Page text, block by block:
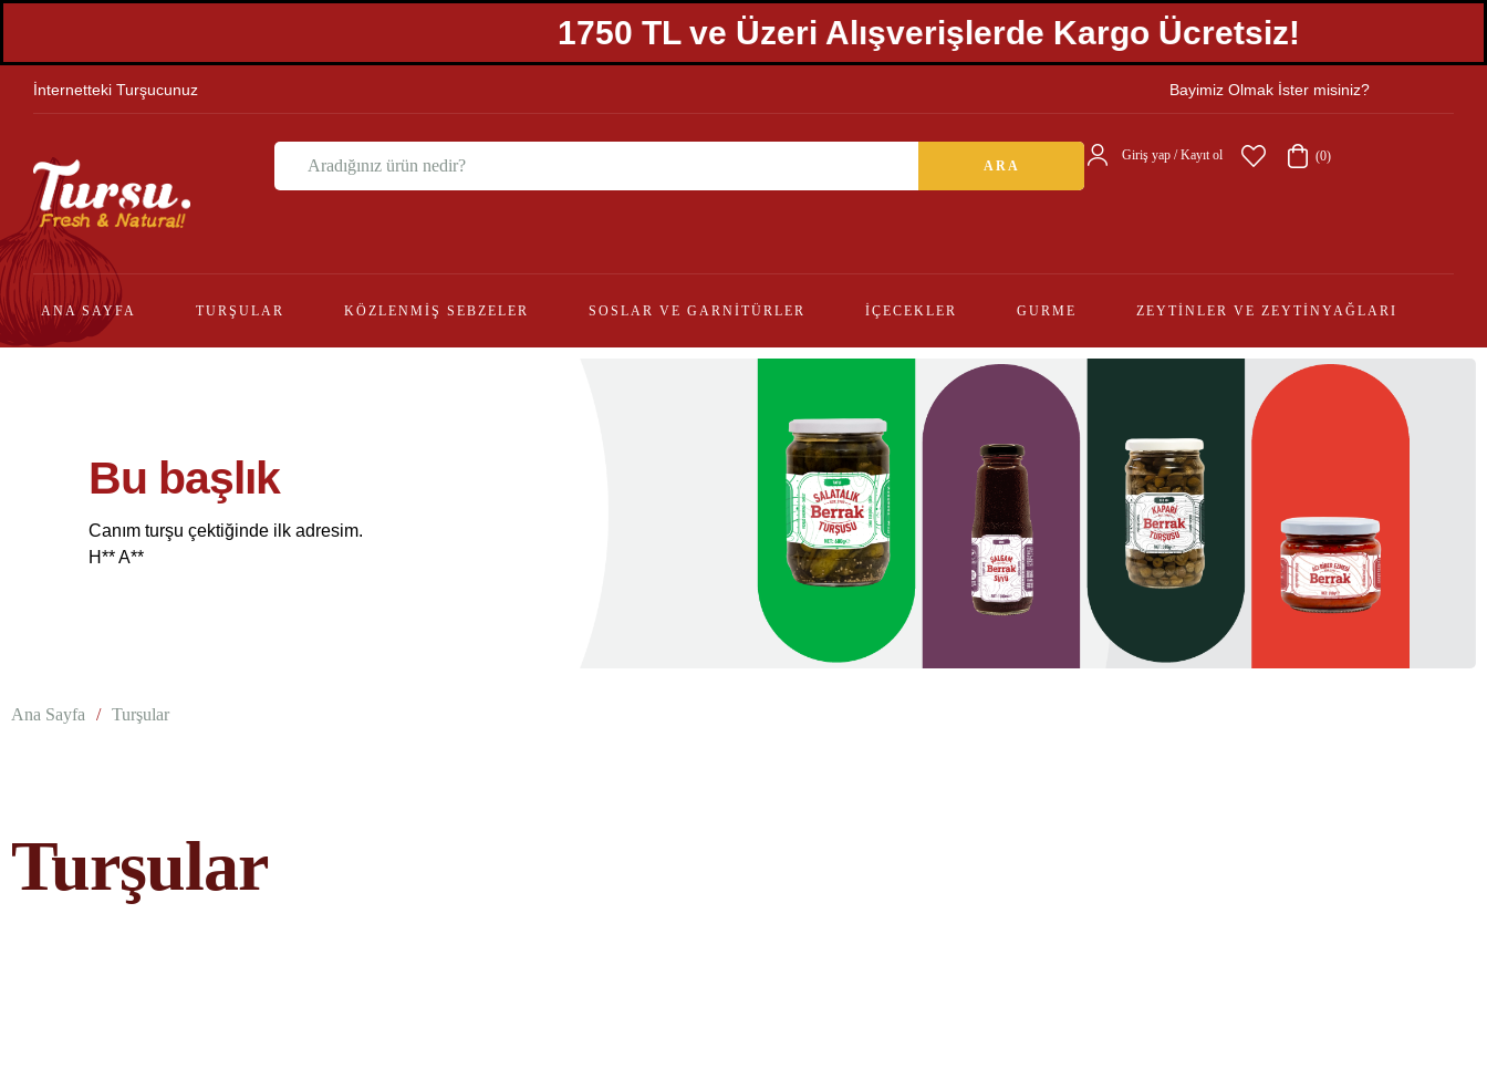
1750 TL ve Üzeri Alışverişlerde Kargo Ücretsiz!
İnternetteki Turşucunuz Bayimiz Olmak İster misiniz?
ARA
Giriş yap / Kayıt ol (0)
ANA SAYFA TURŞULAR KÖZLENMIŞ SEBZELER SOSLAR VE GARNITÜRLER İÇECEKLER GURME ZEYTINLER VE ZEYTINYAĞLARI
Bu başlık
Canım turşu çektiğinde ilk adresim.
H** A**
Turşular
Ana Sayfa / Turşular